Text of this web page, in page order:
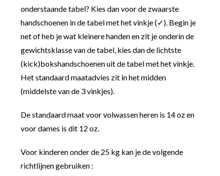
onderstaande tabel? Kies dan voor de zwaarste
handschoenen in de tabel met het vinkje (✓). Begin je
net of heb je wat kleinere handen en zit je onderin de
gewichtsklasse van de tabel, kies dan de lichtste
(kick)bokshandschoenen uit de tabel met het vinkje.
Het standaard maatadvies zit in het midden
(middelste van de 3 vinkjes).
De standaard maat voor volwassen heren is 14 oz en
voor dames is dit 12 oz.
Voor kinderen onder de 25 kg kan je de volgende
richtlijnen gebruiken :